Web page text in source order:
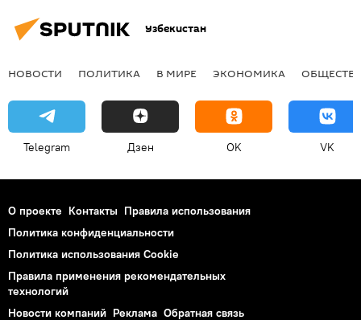
Узбекистан
НОВОСТИ ПОЛИТИКА В МИРЕ ЭКОНОМИКА
Telegram Дзен OK VK
О проекте Контакты Правила использования
Политика конфиденциальности
Политика использования Cookie
Правила применения рекомендательных
технологий
Новости компаний Реклама Обратная связь